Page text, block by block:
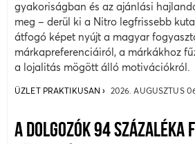
gyakoriságban és az ajánlási
meg – derül ki a Nitro legfrissebb
átfogó képet nyújt a magyar
márkapreferenciáiról, a márkákhoz
a lojalitás mögött álló motivációkról.
ÜZLET PRAKTIKUSAN 2026. AUGUSZTUS
A DOLGOZÓK 94 SZÁZALÉKA